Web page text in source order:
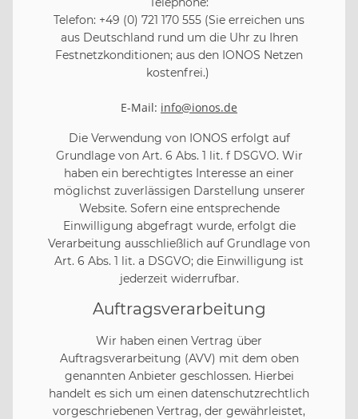
Telefon: +49 (0) 721 170 555 (Sie erreichen uns
aus Deutschland rund um die Uhr zu Ihren
Festnetzkonditionen; aus den IONOS Netzen
kostenfrei.)
E-Mail: info@ionos.de
Die Verwendung von IONOS erfolgt auf
Grundlage von Art. 6 Abs. 1 lit. f DSGVO. Wir
haben ein berechtigtes Interesse an einer
möglichst zuverlässigen Darstellung unserer
Website. Sofern eine entsprechende
Einwilligung abgefragt wurde, erfolgt die
Verarbeitung ausschließlich auf Grundlage von
Art. 6 Abs. 1 lit. a DSGVO; die Einwilligung ist
jederzeit widerrufbar.
Auftragsverarbeitung
Wir haben einen Vertrag über
Auftragsverarbeitung (AVV) mit dem oben
genannten Anbieter geschlossen. Hierbei
handelt es sich um einen datenschutzrechtlich
vorgeschriebenen Vertrag, der gewährleistet,